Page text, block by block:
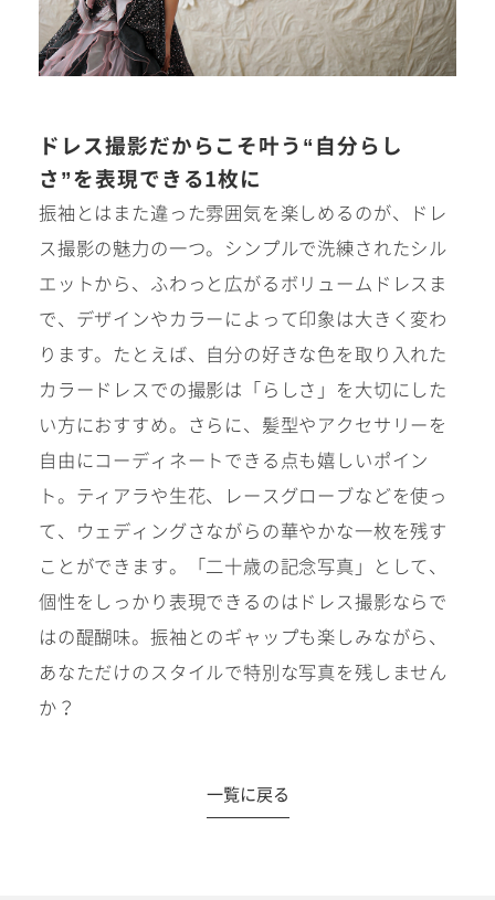
ドレス撮影だからこそ叶う“自分らし
さ”を表現できる1枚に
振袖とはまた違った雰囲気を楽しめるのが、ドレ
ス撮影の魅力の一つ。シンプルで洗練されたシル
エットから、ふわっと広がるボリュームドレスま
で、デザインやカラーによって印象は大きく変わ
ります。たとえば、自分の好きな色を取り入れた
カラードレスでの撮影は「らしさ」を大切にした
い方におすすめ。さらに、髪型やアクセサリーを
自由にコーディネートできる点も嬉しいポイン
ト。ティアラや生花、レースグローブなどを使っ
て、ウェディングさながらの華やかな一枚を残す
ことができます。「二十歳の記念写真」として、
個性をしっかり表現できるのはドレス撮影ならで
はの醍醐味。振袖とのギャップも楽しみながら、
あなただけのスタイルで特別な写真を残しません
か？
一覧に戻る